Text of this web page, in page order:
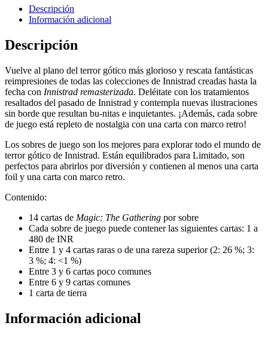
Descripción
Información adicional
Descripción
Vuelve al plano del terror gótico más glorioso y rescata fantásticas
reimpresiones de todas las colecciones de Innistrad creadas hasta la
fecha con Innistrad remasterizada. Deléitate con los tratamientos
resaltados del pasado de Innistrad y contempla nuevas ilustraciones
sin borde que resultan bu-nitas e inquietantes. ¡Además, cada sobre
de juego está repleto de nostalgia con una carta con marco retro!
Los sobres de juego son los mejores para explorar todo el mundo de
terror gótico de Innistrad. Están equilibrados para Limitado, son
perfectos para abrirlos por diversión y contienen al menos una carta
foil y una carta con marco retro.
Contenido:
14 cartas de Magic: The Gathering por sobre
Cada sobre de juego puede contener las siguientes cartas: 1 a
480 de INR
Entre 1 y 4 cartas raras o de una rareza superior (2: 26 %; 3:
3 %; 4: <1 %)
Entre 3 y 6 cartas poco comunes
Entre 6 y 9 cartas comunes
1 carta de tierra
Información adicional